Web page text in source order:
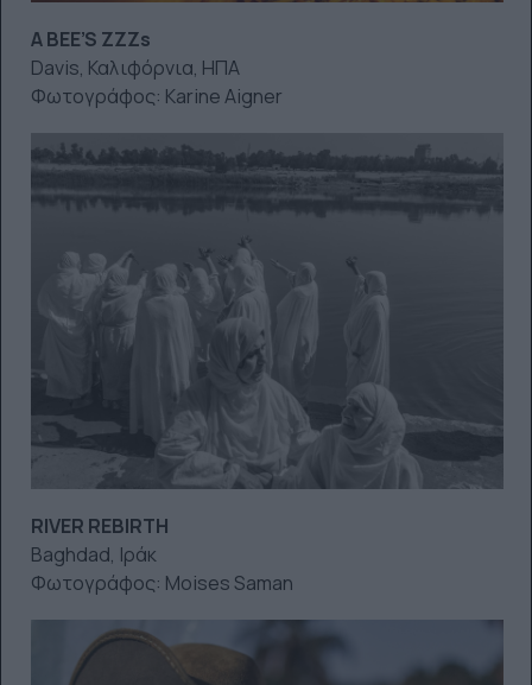
A BEE’S ZZZs
Davis, Καλιφόρνια, ΗΠΑ
Φωτογράφος: Karine Aigner
RIVER REBIRTH
Baghdad, Ιράκ
Φωτογράφος: Moises Saman